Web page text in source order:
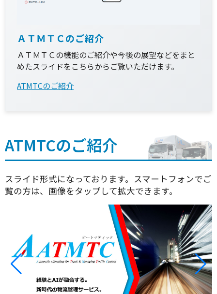
ＡＴＭＴＣのご紹介
ＡＴＭＴＣの機能のご紹介や今後の展望などをまと
めたスライドをこちらからご覧いただけます。
ATMTCのご紹介
ATMTCのご紹介
スライド形式になっております。スマートフォンでご
覧の方は、画像をタップして拡大できます。